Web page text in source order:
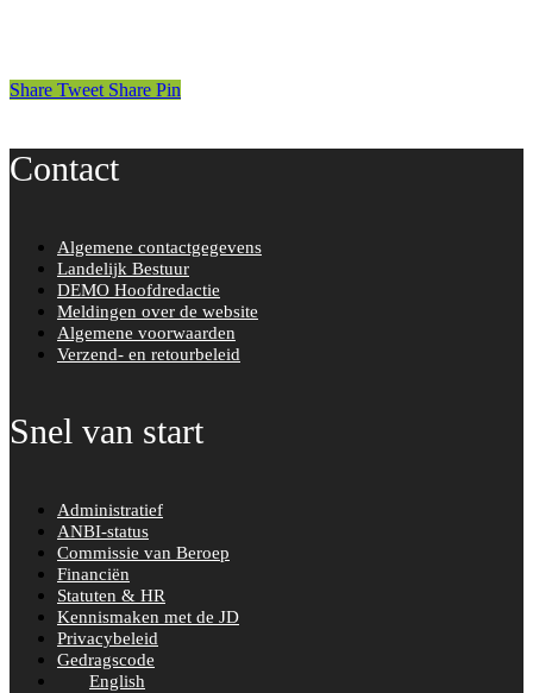
Share Tweet Share Pin
Contact
Algemene contactgegevens
Landelijk Bestuur
DEMO Hoofdredactie
Meldingen over de website
Algemene voorwaarden
Verzend- en retourbeleid
Snel van start
Administratief
ANBI-status
Commissie van Beroep
Financiën
Statuten & HR
Kennismaken met de JD
Privacybeleid
Gedragscode
English